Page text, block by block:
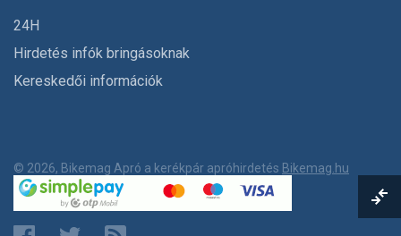
24H
Hirdetés infók bringásoknak
Kereskedői információk
© 2026, Bikemag Apró a kerékpár apróhirdetés Bikemag.hu